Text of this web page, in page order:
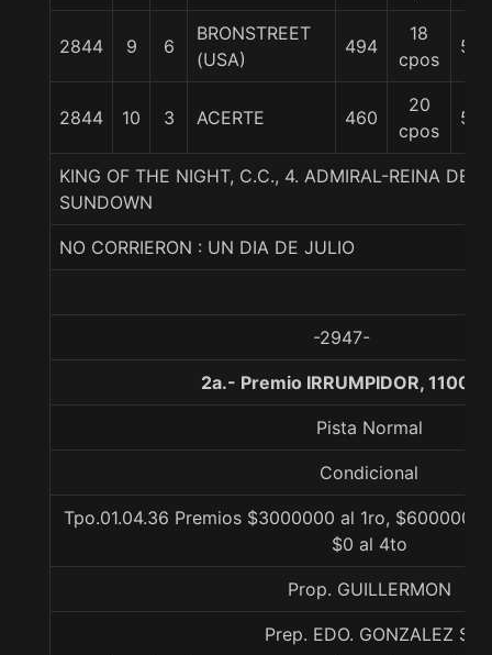
2844 9 6
BRONSTREET
(USA)
494
18
cpos
58
2844 10 3 ACERTE 460
20
cpos
58
KING OF THE NIGHT, C.C., 4. ADMIRAL-REINA DE
SUNDOWN
NO CORRIERON : UN DIA DE JULIO
-2947-
2a.- Premio IRRUMPIDOR, 1100
Pista Normal
Condicional
Tpo.01.04.36 Premios $3000000 al 1ro, $600000
$0 al 4to
Prop. GUILLERMON
Prep. EDO. GONZALEZ S.